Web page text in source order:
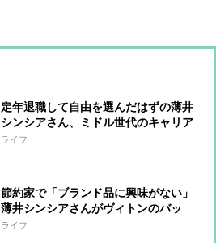
定年退職して自由を選んだはずの薄井
シンシアさん、ミドル世代のキャリア
支援のプロ・紫乃ママにこぼした「今
ライフ
節約家で「ブランド品に興味がない」
薄井シンシアさんがヴィトンのバッ
グ、カルティエの腕時計を買った理
ライフ